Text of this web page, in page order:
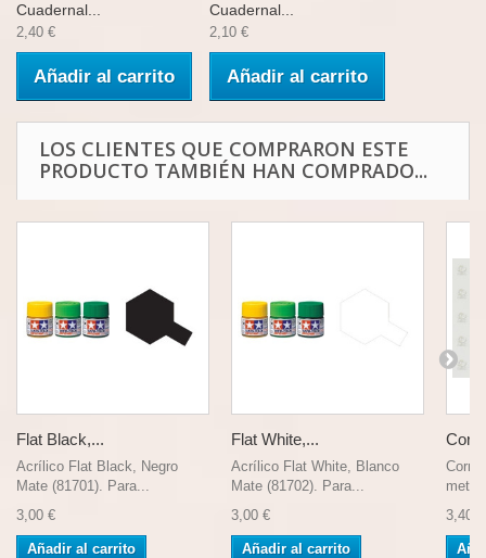
Cuadernal...
2,40 €
Añadir al carrito
Cuadernal...
2,10 €
Añadir al carrito
LOS CLIENTES QUE COMPRARON ESTE
PRODUCTO TAMBIÉN HAN COMPRADO...
Flat Black,...
Acrílico Flat Black, Negro
Mate (81701). Para...
3,00 €
Añadir al carrito
Flat White,...
Acrílico Flat White, Blanco
Mate (81702). Para...
3,00 €
Añadir al carrito
3,40 €